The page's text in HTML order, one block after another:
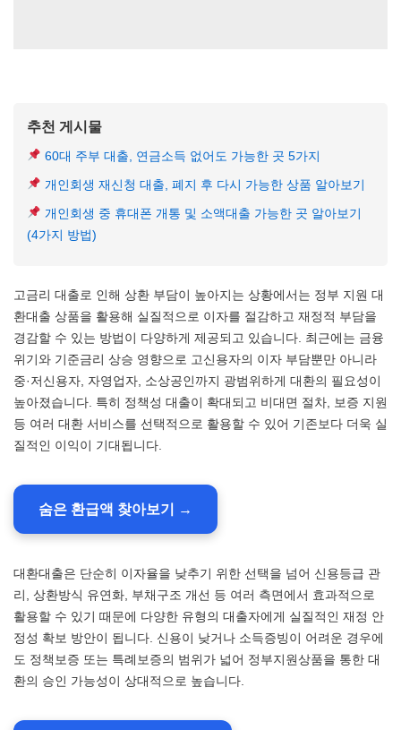
추천 게시물
60대 주부 대출, 연금소득 없어도 가능한 곳 5가지
개인회생 재신청 대출, 폐지 후 다시 가능한 상품 알아보기
개인회생 중 휴대폰 개통 및 소액대출 가능한 곳 알아보기
(4가지 방법)
고금리 대출로 인해 상환 부담이 높아지는 상황에서는 정부 지원 대
환대출 상품을 활용해 실질적으로 이자를 절감하고 재정적 부담을
경감할 수 있는 방법이 다양하게 제공되고 있습니다. 최근에는 금융
위기와 기준금리 상승 영향으로 고신용자의 이자 부담뿐만 아니라
중·저신용자, 자영업자, 소상공인까지 광범위하게 대환의 필요성이
높아졌습니다. 특히 정책성 대출이 확대되고 비대면 절차, 보증 지원
등 여러 대환 서비스를 선택적으로 활용할 수 있어 기존보다 더욱 실
질적인 이익이 기대됩니다.
숨은 환급액 찾아보기 →
대환대출은 단순히 이자율을 낮추기 위한 선택을 넘어 신용등급 관
리, 상환방식 유연화, 부채구조 개선 등 여러 측면에서 효과적으로
활용할 수 있기 때문에 다양한 유형의 대출자에게 실질적인 재정 안
정성 확보 방안이 됩니다. 신용이 낮거나 소득증빙이 어려운 경우에
도 정책보증 또는 특례보증의 범위가 넓어 정부지원상품을 통한 대
환의 승인 가능성이 상대적으로 높습니다.